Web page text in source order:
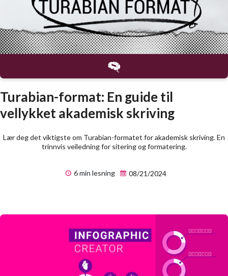
Turabian-format: En guide til
vellykket akademisk skriving
Lær deg det viktigste om Turabian-formatet for akademisk skriving. En
trinnvis veiledning for sitering og formatering.
6 min lesning 08/21/2024